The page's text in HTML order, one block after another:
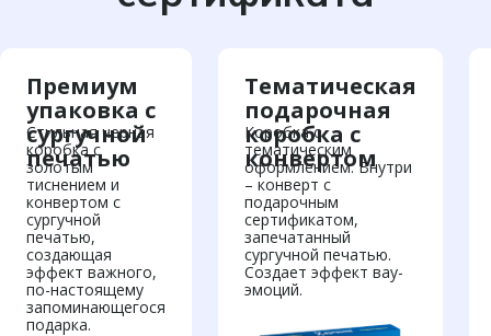
Премиум
упаковка с
сургучной
печатью
Стильная черная
коробка с
золотым
тиснением и
конвертом с
сургучной
печатью,
создающая
эффект важного,
по-настоящему
запоминающегося
подарка.
Тематическая
подарочная
коробка с
конвертом
Коробка с
тематическим
оформлением. Внутри
– конверт с
подарочным
сертификатом,
запечатанный
сургучной печатью.
Создает эффект вау-
эмоций.